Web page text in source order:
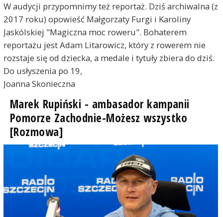
W audycji przypomnimy też reportaż. Dziś archiwalna (z
2017 roku) opowieść Małgorzaty Furgi i Karoliny
Jaskólskiej "Magiczna moc roweru". Bohaterem
reportażu jest Adam Litarowicz, który z rowerem nie
rozstaje się od dziecka, a medale i tytuły zbiera do dziś.
Do usłyszenia po 19,
Joanna Skonieczna
Marek Rupiński - ambasador kampanii
Pomorze Zachodnie-Możesz wszystko
[Rozmowa]